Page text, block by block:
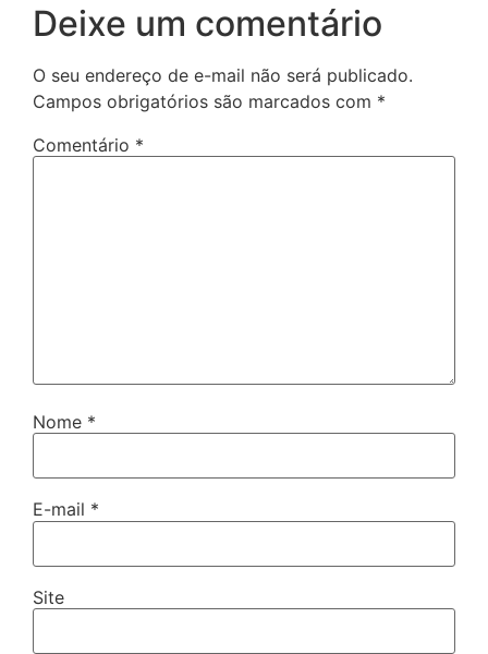
Deixe um comentário
O seu endereço de e-mail não será publicado.
Campos obrigatórios são marcados com *
Comentário *
Nome *
E-mail *
Site